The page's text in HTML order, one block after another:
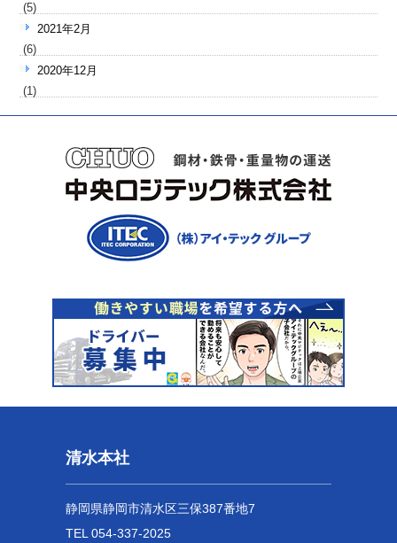
(5)
2021年2月
(6)
2020年12月
(1)
清水本社
静岡県静岡市清水区三保387番地7
TEL 054-337-2025